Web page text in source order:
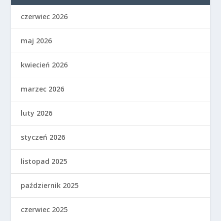
czerwiec 2026
maj 2026
kwiecień 2026
marzec 2026
luty 2026
styczeń 2026
listopad 2025
październik 2025
czerwiec 2025